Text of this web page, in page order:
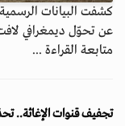
كشفت البيانات الرسمية
عن تحوّل ديمغرافي لافت خلال عام
متابعة القراءة ...
تجفيف قنوات الإغاثة..